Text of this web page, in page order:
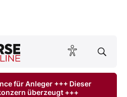
BÖRSE ONLINE lesen
für Anleger +++ Dieser
überzeugt +++